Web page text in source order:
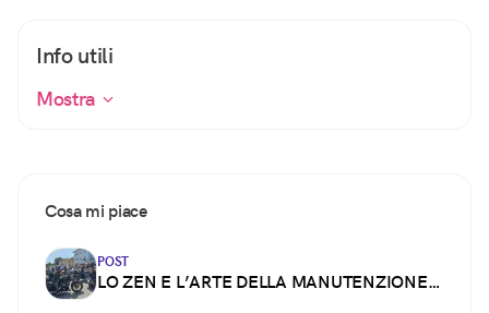
Info utili
Mostra
Cosa mi piace
POST
LO ZEN E L’ARTE DELLA MANUTENZIONE